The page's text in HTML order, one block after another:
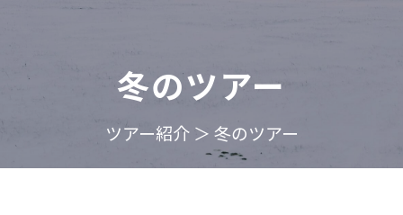
冬のツアー
ツアー紹介 ＞ 冬のツアー